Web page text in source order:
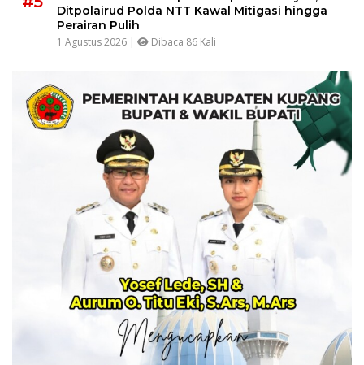
Ditpolairud Polda NTT Kawal Mitigasi hingga
Perairan Pulih
1 Agustus 2026 | Dibaca 86 Kali